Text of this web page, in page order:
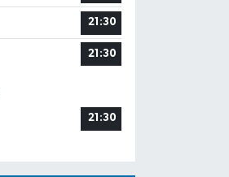
21:30
21:30
21:30